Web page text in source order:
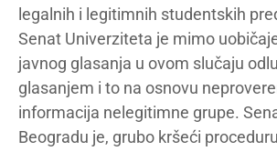
legalnih i legitimnih studentskih
Senat Univerziteta je mimo
javnog glasanja u ovom slučaju
glasanjem i to na osnovu
informacija nelegitimne grupe.
Beogradu je, grubo kršeći